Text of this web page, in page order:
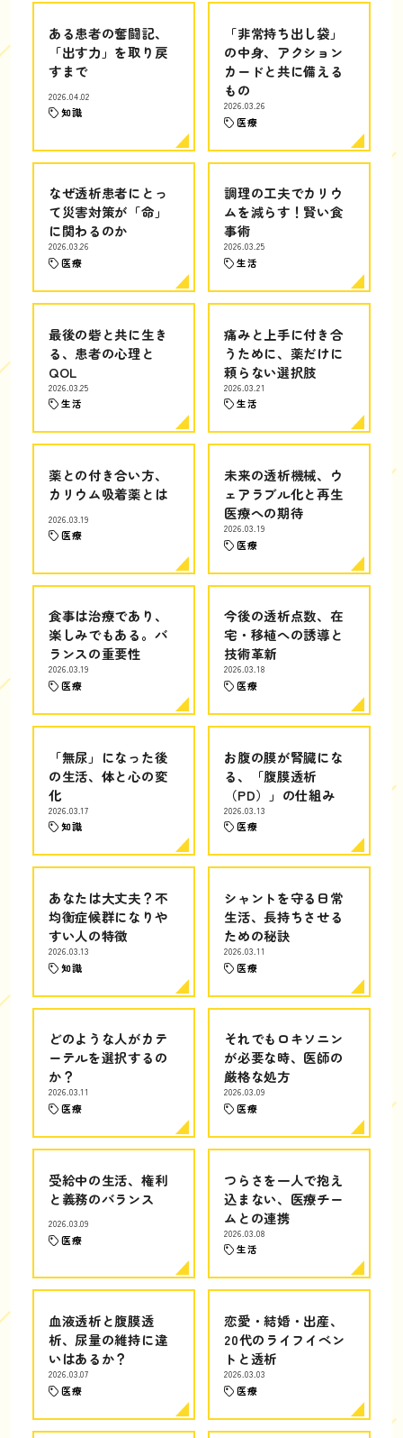
ある患者の奮闘記、
「出す力」を取り戻
すまで
2026.04.02
知識
「非常持ち出し袋」
の中身、アクション
カードと共に備える
もの
2026.03.26
医療
なぜ透析患者にとっ
て災害対策が「命」
に関わるのか
2026.03.26
医療
調理の工夫でカリウ
ムを減らす！賢い食
事術
2026.03.25
生活
最後の砦と共に生き
る、患者の心理と
QOL
2026.03.25
生活
痛みと上手に付き合
うために、薬だけに
頼らない選択肢
2026.03.21
生活
薬との付き合い方、
カリウム吸着薬とは
2026.03.19
医療
未来の透析機械、ウ
ェアラブル化と再生
医療への期待
2026.03.19
医療
食事は治療であり、
楽しみでもある。バ
ランスの重要性
2026.03.19
医療
今後の透析点数、在
宅・移植への誘導と
技術革新
2026.03.18
医療
「無尿」になった後
の生活、体と心の変
化
2026.03.17
知識
お腹の膜が腎臓にな
る、「腹膜透析
（PD）」の仕組み
2026.03.13
医療
あなたは大丈夫？不
均衡症候群になりや
すい人の特徴
2026.03.13
知識
シャントを守る日常
生活、長持ちさせる
ための秘訣
2026.03.11
医療
どのような人がカテ
ーテルを選択するの
か？
2026.03.11
医療
それでもロキソニン
が必要な時、医師の
厳格な処方
2026.03.09
医療
受給中の生活、権利
と義務のバランス
2026.03.09
医療
つらさを一人で抱え
込まない、医療チー
ムとの連携
2026.03.08
生活
血液透析と腹膜透
析、尿量の維持に違
いはあるか？
2026.03.07
医療
恋愛・結婚・出産、
20代のライフイベン
トと透析
2026.03.03
医療